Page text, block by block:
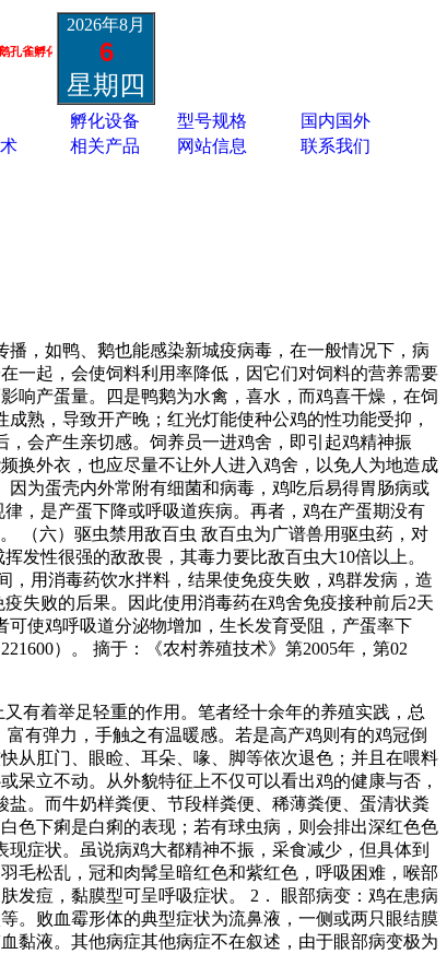
鸟黑天鹅孵化机 蛋类胚胎疫苗孵化机 13801337988
2026年8月
6
星期四
孵化设备 型号规格
国内国外
相关产品 网站信息 联系我们
，如鸭、鹅也能感染新城疫病毒，在一般情况下，病
一起，会使饲料利用率降低，因它们对饲料的营养需要
响产蛋量。四是鸭鹅为水禽，喜水，而鸡喜干燥，在饲
熟，导致开产晚；红光灯能使种公鸡的性功能受抑，
会产生亲切感。饲养员一进鸡舍，即引起鸡精神振
换外衣，也应尽量不让外人进入鸡舍，以免人为地造成
为蛋壳内外常附有细菌和病毒，鸡吃后易得胃肠病或
，是产蛋下降或呼吸道疾病。再者，鸡在产蛋期没有
（六）驱虫禁用敌百虫 敌百虫为广谱兽用驱虫药，对
发性很强的敌敌畏，其毒力要比敌百虫大10倍以上。
，用消毒药饮水拌料，结果使免疫失败，鸡群发病，造
失败的后果。因此使用消毒药在鸡舍免疫接种前后2天
使鸡呼吸道分泌物增加，生长发育受阻，产蛋率下
）。 摘于：《农村养殖技术》第2005年，第02
有着举足轻重的作用。笔者经十余年的养殖实践，总
有弹力，手触之有温暖感。若是高产鸡则有的鸡冠倒
从肛门、眼睑、耳朵、喙、脚等依次退色；并且在喂料
呆立不动。从外貌特征上不仅可以看出鸡的健康与否，
。而牛奶样粪便、节段样粪便、稀薄粪便、蛋清状粪
色下痢是白痢的表现；若有球虫病，则会排出深红色色
症状。虽说病鸡大都精神不振，采食减少，但具体到
毛松乱，冠和肉髯呈暗红色和紫红色，呼吸困难，喉部
发痘，黏膜型可呈呼吸症状。 2． 眼部病变：鸡在患病
。败血霉形体的典型症状为流鼻液，一侧或两只眼结膜
黏液。其他病症其他病症不在叙述，由于眼部病变极为